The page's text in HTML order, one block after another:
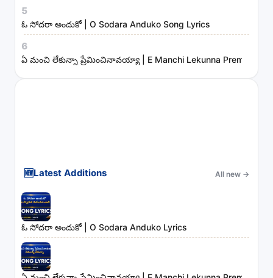
s
5
ఓ సోదరా అందుకో | O Sodara Anduko Song Lyrics
6
ఏ మంచి లేకున్నా ప్రేమించినావయ్యా | E Manchi Lekunna
🆕Latest Additions All new →
ఓ సోదరా అందుకో | O Sodara Anduko Lyrics